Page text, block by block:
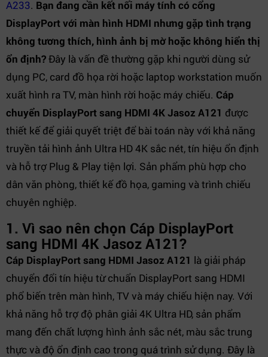
A233. Bạn đang cần kết nối máy tính có cổng
DisplayPort với màn hình HDMI nhưng gặp tình trạng
không tương thích, hình ảnh bị mờ hoặc không hiển thị
ổn định?Đây là vấn đề thường gặp khi người dùng sử
dụng PC, card đồ họa rời hoặc laptop workstation muốn
xuất hình ra TV, màn hình rời hoặc máy chiếu. Cáp
chuyển DisplayPort sang HDMI 4K Jasoz A121 được
thiết kế để giải quyết triệt để bài toán này với khả năng
truyền tải hình ảnh Ultra HD 4K sắc nét, tín hiệu ổn định
và hỗ trợ Plug & Play tiện lợi. Sản phẩm phù hợp cho
dân văn phòng, thiết kế đồ họa, gaming và trình chiếu
chuyên nghiệp.
1. Vì sao nên chọn Cáp DisplayPort
sang HDMI 4K Jasoz A121?
Cáp DisplayPort sang HDMI Jasoz A121 là giải pháp
chuyển đổi tín hiệu từ chuẩn DisplayPort sang HDMI
phổ biến trên màn hình, TV và máy chiếu hiện nay. Với
khả năng hỗ trợ độ phân giải 4K Ultra HD, sản phẩm
mang đến chất lượng hình ảnh sắc nét, màu sắc trung
thực và độ ổn định cao trong quá trình sử dụng. Đây là